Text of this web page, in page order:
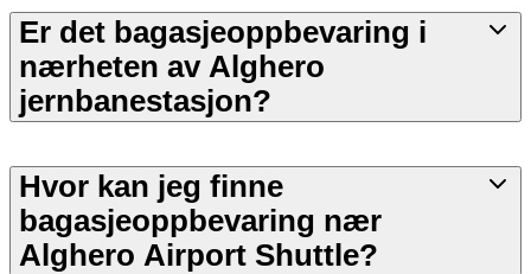
Er det bagasjeoppbevaring i
nærheten av Alghero
jernbanestasjon?
Hvor kan jeg finne
bagasjeoppbevaring nær
Alghero Airport Shuttle?